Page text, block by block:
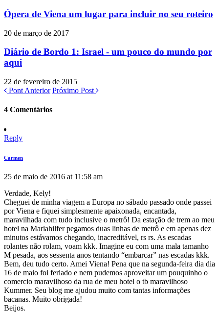
Ópera de Viena um lugar para incluir no seu roteiro
20 de março de 2017
Diário de Bordo 1: Israel - um pouco do mundo por
aqui
22 de fevereiro de 2015
Pont Anterior Próximo Post
4 Comentários
Reply
Carmen
25 de maio de 2016 at 11:58 am
Verdade, Kely!
Cheguei de minha viagem a Europa no sábado passado onde passei
por Viena e fiquei simplesmente apaixonada, encantada,
maravilhada com tudo inclusive o metrô! Da estação de trem ao meu
hotel na Mariahilfer pegamos duas linhas de metrô e em apenas dez
minutos estávamos chegando, inacreditável, rs rs. As escadas
rolantes não rolam, voam kkk. Imagine eu com uma mala tamanho
M pesada, aos sessenta anos tentando “embarcar” nas escadas kkk.
Bem, deu tudo certo. Amei Viena! Pena que na segunda-feira dia dia
16 de maio foi feriado e nem pudemos aproveitar um pouquinho o
comercio maravilhoso da rua de meu hotel o tb maravilhoso
Kummer. Seu blog me ajudou muito com tantas informações
bacanas. Muito obrigada!
Beijos.